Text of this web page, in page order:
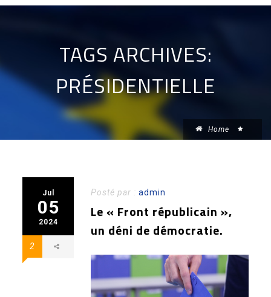
TAGS ARCHIVES:
PRÉSIDENTIELLE
Home
Jul
05
2024
2
Posté par :admin
Le « Front républicain »,
un déni de démocratie.